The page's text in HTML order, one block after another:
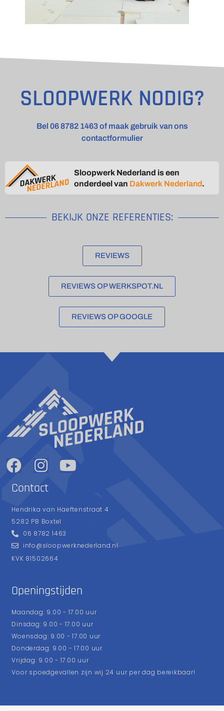
SLOOPWERK NODIG?
Bel 06 8782 1463 of maak gebruik van ons
contactformulier
Sloopwerk Nederland is een
onderdeel van Dakwerk Nederland.
BEKIJK ONZE REFERENTIES:
REVIEWS
REVIEWS OP WERKSPOT.NL
REVIEWS OP GOOGLE
Contact
Hendrika van Haeftenstraat 4
5282 PB Boxtel
06 8782 1463
info@sloopwerknederland.nl
KVK 81502664
Openingstijden
Maandag: 9.00 - 17.00 uur
Dinsdag: 9.00 - 17.00 uur
Woensdag: 9.00 - 17.00 uur
Donderdag: 9.00 - 17.00 uur
Vrijdag: 9.00 - 17.00 uur
Voor spoedgevallen zijn wij 24 uur per dag bereikbaar!